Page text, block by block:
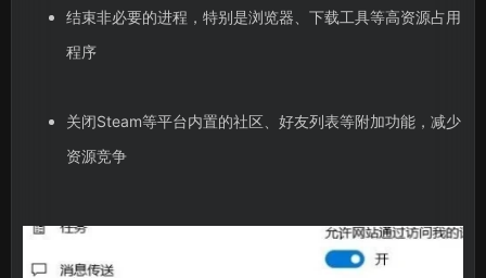
结束非必要的进程，特别是浏览器、下载工具等高资源占用
程序
关闭Steam等平台内置的社区、好友列表等附加功能，减少
资源竞争